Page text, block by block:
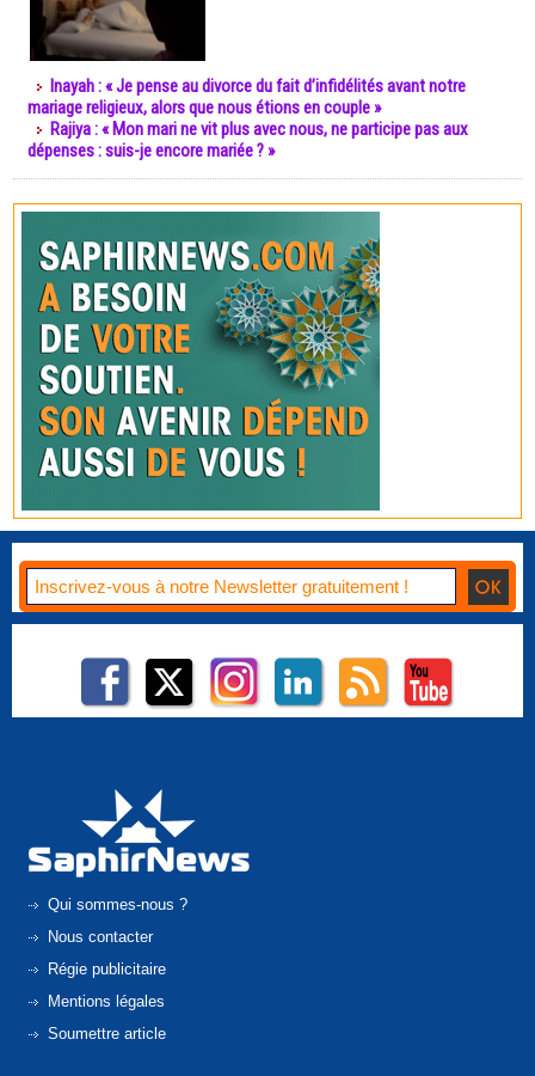
Inayah : « Je pense au divorce du fait d’infidélités avant notre
mariage religieux, alors que nous étions en couple »
Rajiya : « Mon mari ne vit plus avec nous, ne participe pas aux
dépenses : suis-je encore mariée ? »
Qui sommes-nous ?
Nous contacter
Régie publicitaire
Mentions légales
Soumettre article